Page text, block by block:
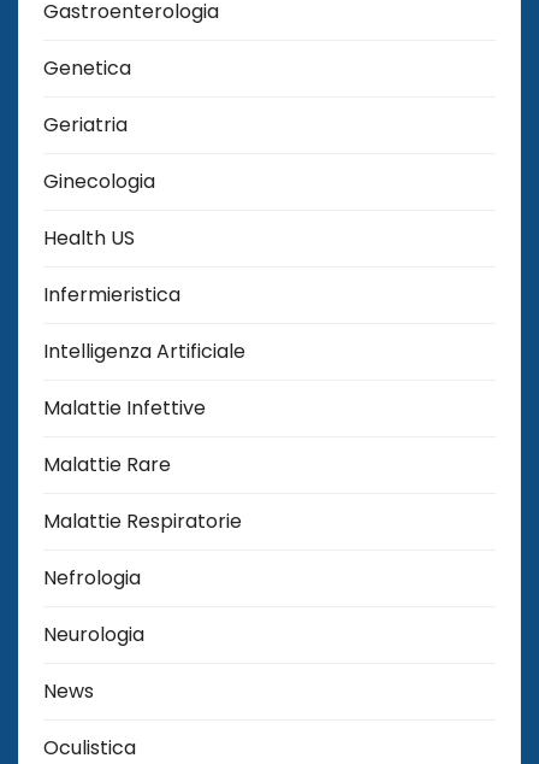
Gastroenterologia
Genetica
Geriatria
Ginecologia
Health US
Infermieristica
Intelligenza Artificiale
Malattie Infettive
Malattie Rare
Malattie Respiratorie
Nefrologia
Neurologia
News
Oculistica